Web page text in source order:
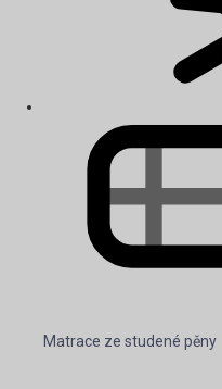
Matrace ze studené pěny